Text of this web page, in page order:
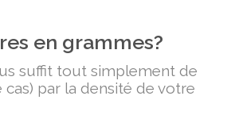
en grammes?
suffit tout simplement de
par la densité de votre